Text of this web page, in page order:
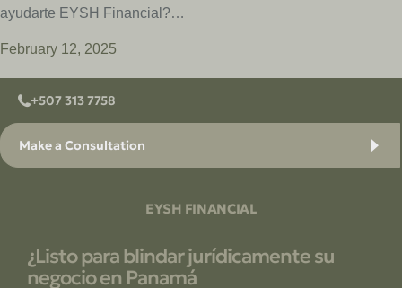
ayudarte EYSH Financial?…
February 12, 2025
+507 313 7758
Make a Consultation
EYSH FINANCIAL
¿Listo para blindar jurídicamente su
negocio en Panamá